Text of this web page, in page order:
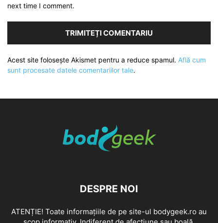
next time I comment.
Acest site folosește Akismet pentru a reduce spamul. Află cum
sunt procesate datele comentariilor tale.
DESPRE NOI
ATENȚIE! Toate informațiile de pe site-ul bodygeek.ro au